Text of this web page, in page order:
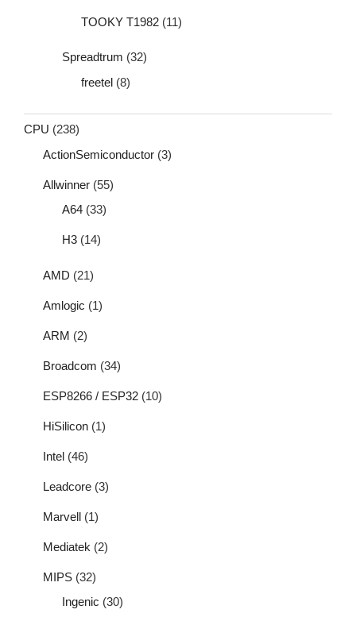
TOOKY T1982 (11)
Spreadtrum (32)
freetel (8)
CPU (238)
ActionSemiconductor (3)
Allwinner (55)
A64 (33)
H3 (14)
AMD (21)
Amlogic (1)
ARM (2)
Broadcom (34)
ESP8266 / ESP32 (10)
HiSilicon (1)
Intel (46)
Leadcore (3)
Marvell (1)
Mediatek (2)
MIPS (32)
Ingenic (30)